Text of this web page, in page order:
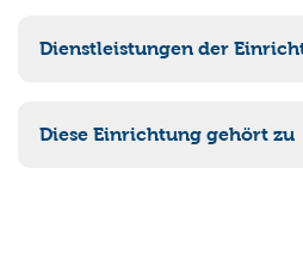
Dienstleistungen der
Stecker-
Diese Einrichtung gehört zu